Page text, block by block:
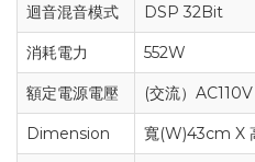
迴音混音模式 DSP 32Bit
消耗電力 552W
額定電源電壓 (交流）
Dimension 寬(W)43cm X